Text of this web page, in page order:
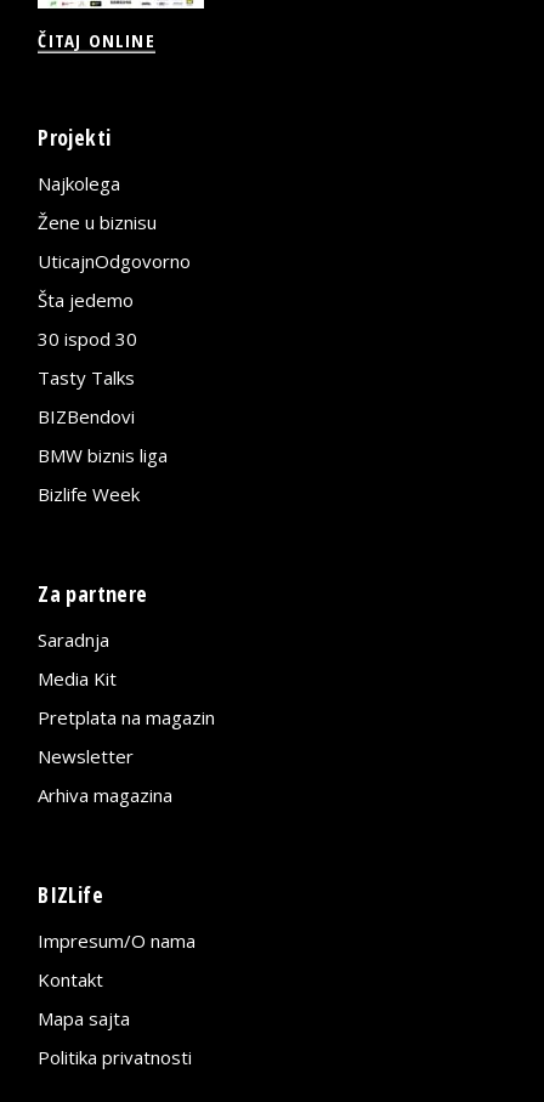
ČITAJ ONLINE
Projekti
Najkolega
Žene u biznisu
UticajnOdgovorno
Šta jedemo
30 ispod 30
Tasty Talks
BIZBendovi
BMW biznis liga
Bizlife Week
Za partnere
Saradnja
Media Kit
Pretplata na magazin
Newsletter
Arhiva magazina
BIZLife
Impresum/O nama
Kontakt
Mapa sajta
Politika privatnosti